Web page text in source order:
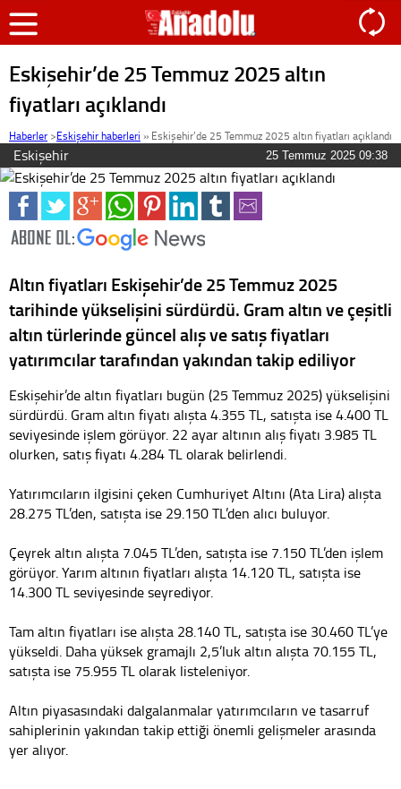
Eskişehir’de 25 Temmuz 2025 altın
fiyatları açıklandı
Haberler >Eskişehir haberleri » Eskişehir’de 25 Temmuz 2025 altın fiyatları açıklandı
Eskişehir 25 Temmuz 2025 09:38
Altın fiyatları Eskişehir’de 25 Temmuz 2025
tarihinde yükselişini sürdürdü. Gram altın ve çeşitli
altın türlerinde güncel alış ve satış fiyatları
yatırımcılar tarafından yakından takip ediliyor
Eskişehir’de altın fiyatları bugün (25 Temmuz 2025) yükselişini
sürdürdü. Gram altın fiyatı alışta 4.355 TL, satışta ise 4.400 TL
seviyesinde işlem görüyor. 22 ayar altının alış fiyatı 3.985 TL
olurken, satış fiyatı 4.284 TL olarak belirlendi.
Yatırımcıların ilgisini çeken Cumhuriyet Altını (Ata Lira) alışta
28.275 TL’den, satışta ise 29.150 TL’den alıcı buluyor.
Çeyrek altın alışta 7.045 TL’den, satışta ise 7.150 TL’den işlem
görüyor. Yarım altının fiyatları alışta 14.120 TL, satışta ise
14.300 TL seviyesinde seyrediyor.
Tam altın fiyatları ise alışta 28.140 TL, satışta ise 30.460 TL’ye
yükseldi. Daha yüksek gramajlı 2,5’luk altın alışta 70.155 TL,
satışta ise 75.955 TL olarak listeleniyor.
Altın piyasasındaki dalgalanmalar yatırımcıların ve tasarruf
sahiplerinin yakından takip ettiği önemli gelişmeler arasında
yer alıyor.